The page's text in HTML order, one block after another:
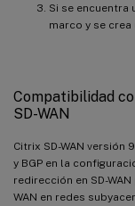
Si se encuentra
marco y se
Compatibilidad
SD-WAN
Citrix SD-WAN
y BGP en la
redirección en SD-
WAN en redes